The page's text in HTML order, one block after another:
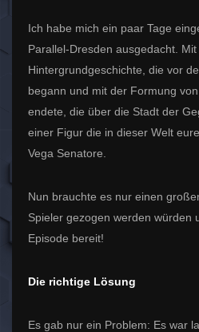
Ich habe mich ein paar Tage
Parallel-Dresden ausgedacht.
Hintergrundgeschichte, die vor
begann und mit der Formung
endete, die über die Stadt der
einer Figur die in dieser Welt
Vega Senatore.
Nun brauchte es nur einen
Spieler gezogen werden würden
Episode bereit!
Die richtige Lösung
Es gab nur ein Problem: Es war